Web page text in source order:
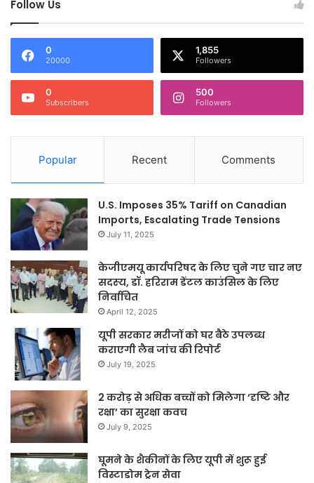
Follow Us
0
20000
1,855
Followers
0
Subscribers
500
Followers
Popular Recent Comments
U.S. Imposes 35% Tariff on Canadian
Imports, Escalating Trade Tensions
July 11, 2025
केजीएमयू कार्यपरिषद के लिए चुने गए चार नए
सदस्‍य, डॉ. हरिराम डेंटल काउंसिल के लिए
निर्वाचित
April 12, 2025
यूपी सरकार मरीजों को घर बैठे उपलब्ध
कराएगी लैब जांच की रिपोर्ट
July 19, 2025
2 करोड़ से अधिक बच्चों को मिलेगा ‘दृष्टि और
रक्षा’ का सुरक्षा कवच
July 9, 2025
घूमने के शैकीनों के लिए यूपी में शुरू हुई
विस्टाडोम ट्रेन सेवा